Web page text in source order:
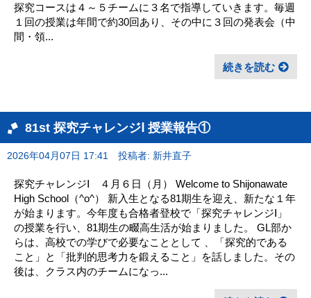
探究コースは４～５チームに３名で指導していきます。毎週
１回の授業は年間で約30回あり、その中に３回の発表会（中
間・領...
続きを読む
81st 探究チャレンジⅠ 授業報告①
2026年04月07日 17:41 投稿者: 新井直子
探究チャレンジⅠ ４月６日（月） Welcome to Shijonawate
High School（^o^） 新入生となる81期生を迎え、新たな１年
が始まります。今年度も合格者登校で「探究チャレンジⅠ」
の授業を行い、81期生の畷高生活が始まりました。 GL部か
らは、高校での学びで必要なこととして 、「探究的である
こと」と「批判的思考力を鍛えること」を話しました。その
後は、クラス内のチームになっ...